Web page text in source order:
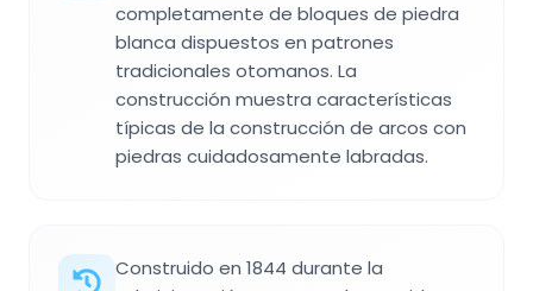
completamente de bloques de piedra
blanca dispuestos en patrones
tradicionales otomanos. La
construcción muestra características
típicas de la construcción de arcos con
piedras cuidadosamente labradas.
Construido en 1844 durante la